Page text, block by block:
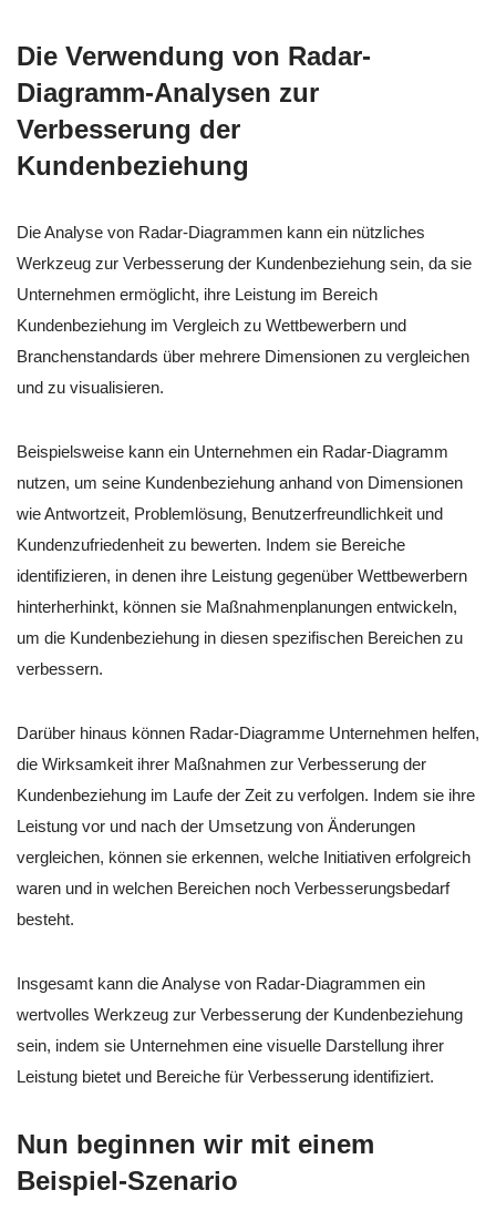
Die Verwendung von Radar-
Diagramm-Analysen zur
Verbesserung der
Kundenbeziehung
Die Analyse von Radar-Diagrammen kann ein nützliches
Werkzeug zur Verbesserung der Kundenbeziehung sein, da sie
Unternehmen ermöglicht, ihre Leistung im Bereich
Kundenbeziehung im Vergleich zu Wettbewerbern und
Branchenstandards über mehrere Dimensionen zu vergleichen
und zu visualisieren.
Beispielsweise kann ein Unternehmen ein Radar-Diagramm
nutzen, um seine Kundenbeziehung anhand von Dimensionen
wie Antwortzeit, Problemlösung, Benutzerfreundlichkeit und
Kundenzufriedenheit zu bewerten. Indem sie Bereiche
identifizieren, in denen ihre Leistung gegenüber Wettbewerbern
hinterherhinkt, können sie Maßnahmenplanungen entwickeln,
um die Kundenbeziehung in diesen spezifischen Bereichen zu
verbessern.
Darüber hinaus können Radar-Diagramme Unternehmen helfen,
die Wirksamkeit ihrer Maßnahmen zur Verbesserung der
Kundenbeziehung im Laufe der Zeit zu verfolgen. Indem sie ihre
Leistung vor und nach der Umsetzung von Änderungen
vergleichen, können sie erkennen, welche Initiativen erfolgreich
waren und in welchen Bereichen noch Verbesserungsbedarf
besteht.
Insgesamt kann die Analyse von Radar-Diagrammen ein
wertvolles Werkzeug zur Verbesserung der Kundenbeziehung
sein, indem sie Unternehmen eine visuelle Darstellung ihrer
Leistung bietet und Bereiche für Verbesserung identifiziert.
Nun beginnen wir mit einem
Beispiel-Szenario